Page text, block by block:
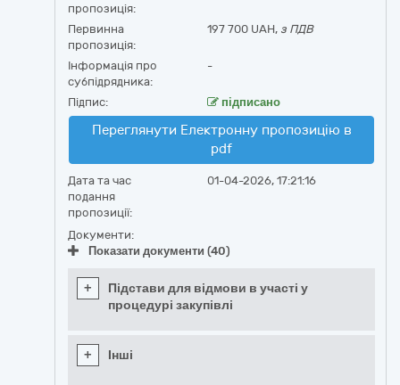
пропозиція:
Первинна
пропозиція:
197 700 UAH, з ПДВ
Інформація про
субпідрядника:
-
Підпис: підписано
Переглянути Електронну пропозицію в
pdf
Дата та час
подання
пропозиції:
01-04-2026, 17:21:16
Документи:
Показати документи (40)
+
Підстави для відмови в участі у
процедурі закупівлі
+ Інші